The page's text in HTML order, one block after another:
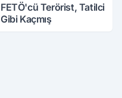
FETÖ'cü Terörist, Tatilci
Gibi Kaçmış